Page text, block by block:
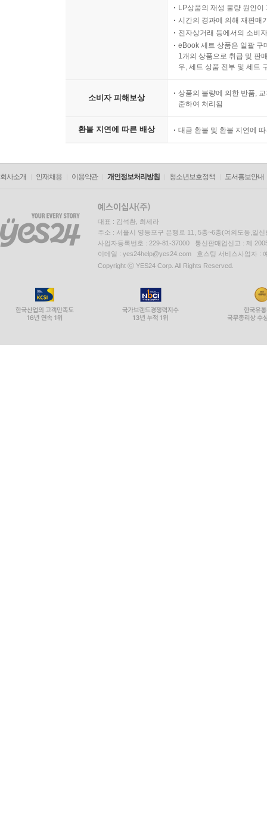
LP상품의 재생 불량 원인
시간의 경과에 의해 재판매
전자상거래 등에서의 소비
eBook 세트 상품은 일괄 구
1개의 상품으로 취급 및 판
우, 세트 상품 전부 및 세트
소비자 피해보상
상품의 불량에 의한 반품,
준하여 처리됨
환불 지연에 따른 배상 대금 환불 및 환불 지연에
회사소개 인재채용 이용약관 개인정보처리방침 청소년보호정책 도서홍보안내
대표 : 김석환, 최세라
주소 : 서울시 영등포구 은행로 11, 5층~6층(여의도동,일신
사업자등록번호 : 229-81-37000 통신판매업신고 : 제
이메일 : yes24help@yes24.com 호스팅 서비스사업자 :
Copyright ⓒ YES24 Corp. All Rights Reserved.